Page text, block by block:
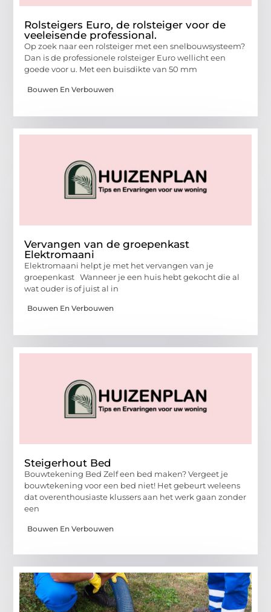
Rolsteigers Euro, de rolsteiger voor de
veeleisende professional.
Op zoek naar een rolsteiger met een snelbouwsysteem?
Dan is de professionele rolsteiger Euro wellicht een
goede voor u. Met een buisdikte van 50 mm
Bouwen En Verbouwen
Vervangen van de groepenkast
Elektromaani
Elektromaani helpt je met het vervangen van je
groepenkast Wanneer je een huis hebt gekocht die al
wat ouder is of juist al in
Bouwen En Verbouwen
Steigerhout Bed
Bouwtekening Bed Zelf een bed maken? Vergeet je
bouwtekening voor een bed niet! Het gebeurt weleens
dat overenthousiaste klussers aan het werk gaan zonder
een
Bouwen En Verbouwen